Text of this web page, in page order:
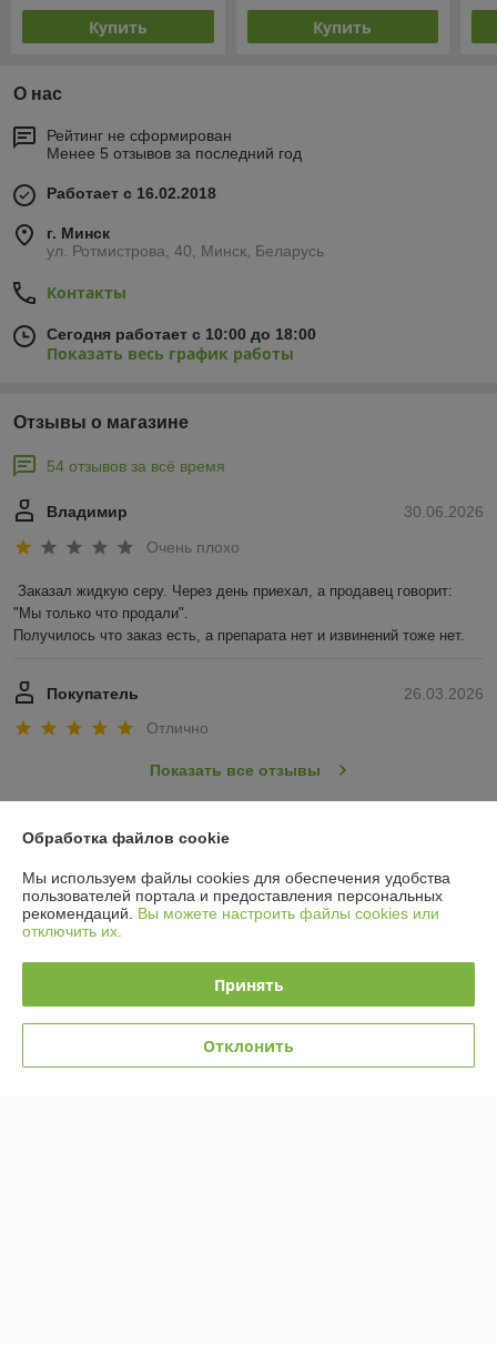
Купить Купить
О нас
Рейтинг не сформирован
Менее 5 отзывов за последний год
Работает с 16.02.2018
г. Минск
ул. Ротмистрова, 40, Минск, Беларусь
Контакты
Сегодня работает с 10:00 до 18:00
Показать весь график работы
Отзывы о магазине
54 отзывов за всё время
30.06.2026
Владимир
Очень плохо
Заказал жидкую серу. Через день приехал, а продавец говорит:
"Мы только что продали".
Получилось что заказ есть, а препарата нет и извинений тоже нет.
26.03.2026
Покупатель
Отлично
Показать все отзывы
О нас
Контакты
График работы
Обработка файлов cookie
Мы используем файлы cookies для обеспечения удобства
пользователей портала и предоставления персональных
рекомендаций. Вы можете настроить файлы cookies или
отключить их.
Принять
Отклонить